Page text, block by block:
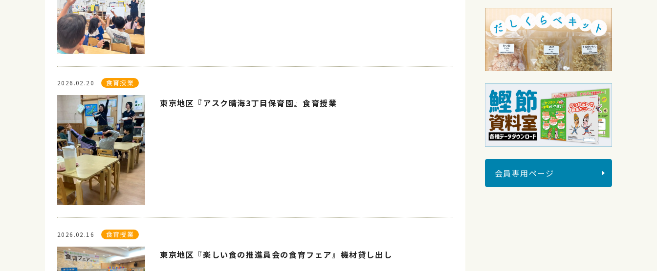
2026.02.20 食育授業
東京地区『アスク晴海3丁目保育園』食育授業
2026.02.16 食育授業
東京地区『楽しい食の推進員会の食育フェア』機材貸し出し
会員専用ページ